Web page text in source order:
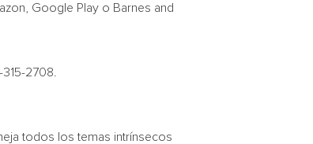
Google Play o Barnes and
2708.
todos los temas intrínsecos